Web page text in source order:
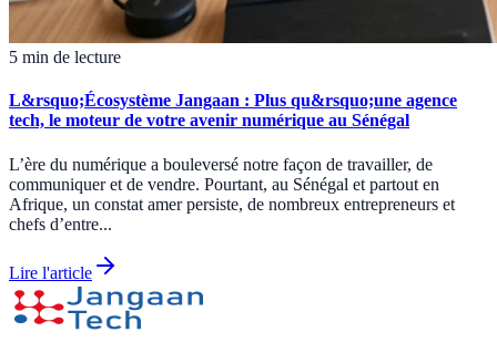
5 min de lecture
L&rsquo;Écosystème Jangaan : Plus qu&rsquo;une agence
tech, le moteur de votre avenir numérique au Sénégal
L’ère du numérique a bouleversé notre façon de travailler, de
communiquer et de vendre. Pourtant, au Sénégal et partout en
Afrique, un constat amer persiste, de nombreux entrepreneurs et
chefs d’entre...
Lire l'article